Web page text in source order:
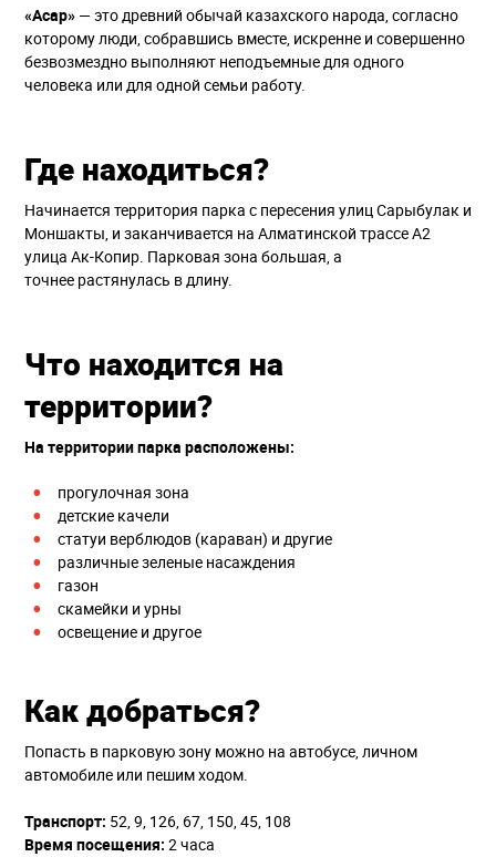
«Асар» — это древний обычай казахского народа, согласно
которому люди, собравшись вместе, искренне и совершенно
безвозмездно выполняют неподъемные для одного
человека или для одной семьи работу.
Где находиться?
Начинается территория парка с пересения улиц Сарыбулак и
Моншакты, и заканчивается на Алматинской трассе А2
улица Ак-Копир. Парковая зона большая, а
точнее растянулась в длину.
Что находится на
территории?
На территории парка расположены:
прогулочная зона
детские качели
статуи верблюдов (караван) и другие
различные зеленые насаждения
газон
скамейки и урны
освещение и другое
Как добраться?
Попасть в парковую зону можно на автобусе, личном
автомобиле или пешим ходом.
Транспорт: 52, 9, 126, 67, 150, 45, 108
Время посещения: 2 часа